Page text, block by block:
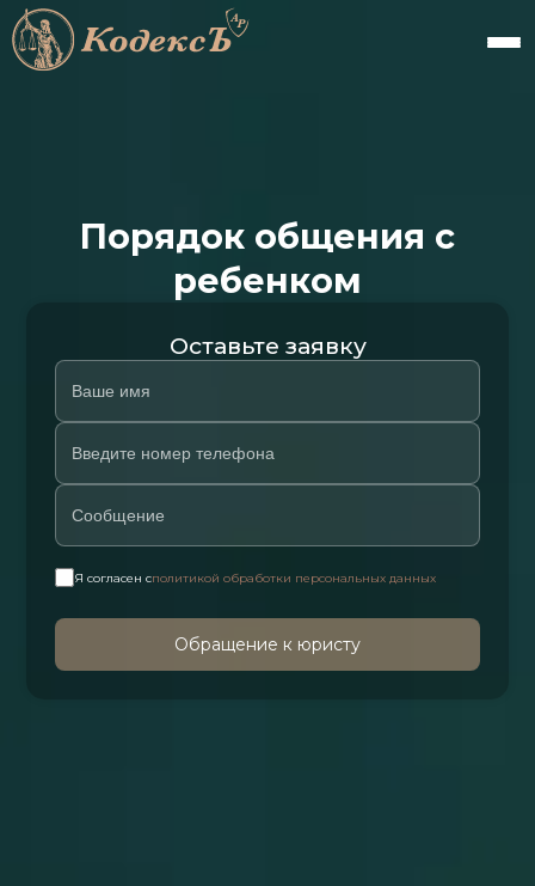
Порядок общения с
ребенком
Оставьте заявку
Я согласен сполитикой обработки персональных данных
Обращение к юристу